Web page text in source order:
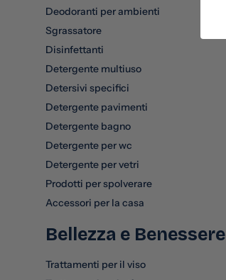
Deodoranti per ambienti
Sgrassatore
Disinfettanti
Detergente multiuso
Detersivi specifici
Detergente pavimenti
Detergente bagno
Detergente per wc
Detergente per vetri
Prodotti per spolverare
Accessori per la casa
Bellezza e Benessere
Trattamenti per il viso